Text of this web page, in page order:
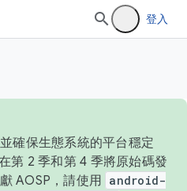
登入
確保生態系統的平台穩定
第 2 季和第 4 季將原始碼發
AOSP，請使用 android-